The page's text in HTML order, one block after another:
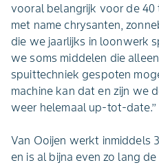
vooral belangrijk voor de 40
met name chrysanten,
die we jaarlijks in loonwerk
we soms middelen die
spuittechniek gespoten
machine kan dat en zijn we
weer helemaal up-tot-date.’’
Van Ooijen werkt inmiddels
en is al bijna even zo lang de